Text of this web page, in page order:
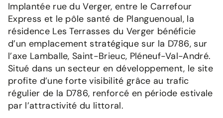
Implantée rue du Verger, entre le Carrefour
Express et le pôle santé de Planguenoual, la
résidence Les Terrasses du Verger bénéficie
d’un emplacement stratégique sur la D786, sur
l’axe Lamballe, Saint-Brieuc, Pléneuf-Val-André.
Situé dans un secteur en développement, le site
profite d’une forte visibilité grâce au trafic
régulier de la D786, renforcé en période estivale
par l’attractivité du littoral.